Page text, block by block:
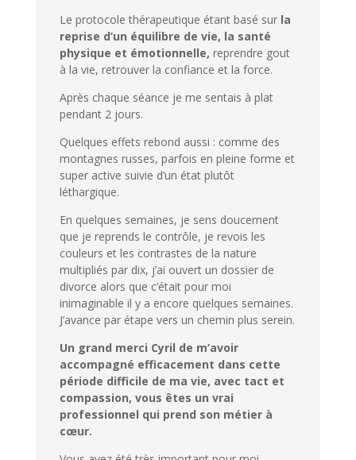
Le protocole thérapeutique étant basé sur la
reprise d’un équilibre de vie, la santé
physique et émotionnelle, reprendre gout
à la vie, retrouver la confiance et la force.
Après chaque séance je me sentais à plat
pendant 2 jours.
Quelques effets rebond aussi : comme des
montagnes russes, parfois en pleine forme et
super active suivie d’un état plutôt
léthargique.
En quelques semaines, je sens doucement
que je reprends le contrôle, je revois les
couleurs et les contrastes de la nature
multipliés par dix, j’ai ouvert un dossier de
divorce alors que c’était pour moi
inimaginable il y a encore quelques semaines.
J’avance par étape vers un chemin plus serein.
Un grand merci Cyril de m’avoir
accompagné efficacement dans cette
période difficile de ma vie, avec tact et
compassion, vous êtes un vrai
professionnel qui prend son métier à
cœur.